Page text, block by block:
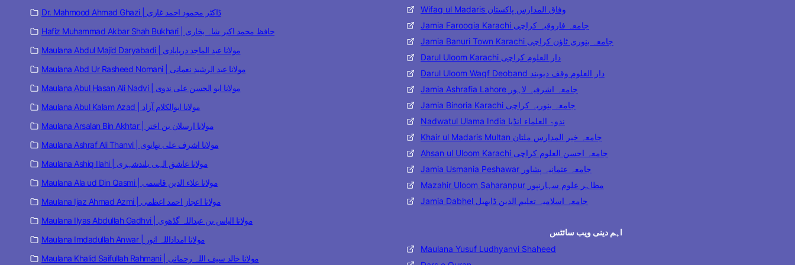
Dr. Mahmood Ahmad Ghazi | ڈاکٹر محمود احمد غازی
Hafiz Muhammad Akbar Shah Bukhari | حافظ محمد اکبر شاہ بخاری
Maulana Abdul Majid Daryabadi | مولانا عبد الماجد دریابادی
Maulana Abd Ur Rasheed Nomani | مولانا عبد الرشید نعمانی
Maulana Abul Hasan Ali Nadvi | مولانا ابو الحسن علی ندوی
Maulana Abul Kalam Azad | مولانا ابوالکلام آزاد
Maulana Arsalan Bin Akhtar | مولانا ارسلان بن اختر
Maulana Ashraf Ali Thanvi | مولانا اشرف علی تھانوی
Maulana Ashiq Ilahi | مولانا عاشق الہی بلندشہری
Maulana Ala ud Din Qasmi | مولانا علاء الدین قاسمی
Maulana Ijaz Ahmad Azmi | مولانا اعجاز احمد اعظمی
Maulana Ilyas Abdullah Gadhvi | مولانا الیاس بن عبداللہ گڈھوی
Maulana Imdadullah Anwar | مولانا امداداللہ انور
Maulana Khalid Saifullah Rahmani | مولانا خالد سیف اللہ رحمانی
Wifaq ul Madaris وفاق المدارس پاکستان
Jamia Farooqia Karachi جامعہ فاروقیہ کراچی
Jamia Banuri Town Karachi جامعہ بنوری ٹاؤن کراچی
Darul Uloom Karachi دار العلوم کراچی
Darul Uloom Waqf Deoband دار العلوم وقف دیوبند
Jamia Ashrafia Lahore جامعہ اشرفیہ لاہور
Jamia Binoria Karachi جامعہ بنوریہ کراچی
Nadwatul Ulama India ندوۃ العلماء انڈیا
Khair ul Madaris Multan جامعہ خیر المدارس ملتان
Ahsan ul Uloom Karachi جامعہ احسن العلوم کراچی
Jamia Usmania Peshawar جامعہ عثمانیہ پشاور
Mazahir Uloom Saharanpur مظاہر علوم سہارنپور
Jamia Dabhel جامعہ اسلامیہ تعلیم الدین ڈابھیل
اہم دینی ویب سائٹس
Maulana Yusuf Ludhyanvi Shaheed